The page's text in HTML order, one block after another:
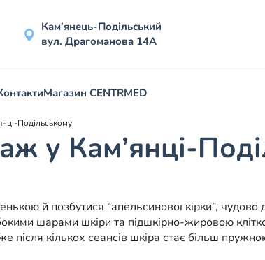
Кам’янець-Подільський
вул. Драгоманова 14А
Магазин CENTRMED
Подільському
у Кам’янці-
й позбутися “апельсинової кірки”,
шарами шкіри та підшкірно-жировою
після кількох сеансів шкіра стає більш